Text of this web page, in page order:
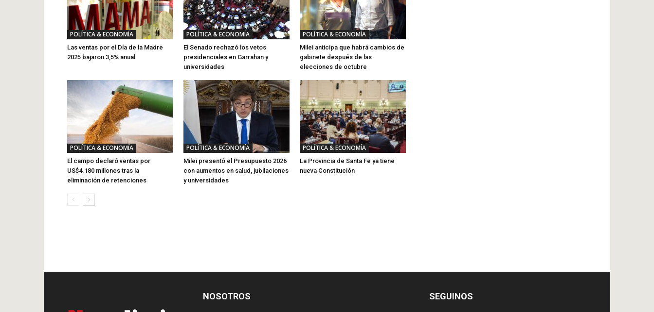
POLÍTICA & ECONOMÍA
Las ventas por el Día de la Madre
2025 bajaron 3,5% anual
POLÍTICA & ECONOMÍA
El Senado rechazó los vetos
presidenciales en Garrahan y
universidades
POLÍTICA & ECONOMÍA
Milei anticipa que habrá cambios de
gabinete después de las
elecciones de octubre
POLÍTICA & ECONOMÍA
El campo declaró ventas por
US$4.180 millones tras la
eliminación de retenciones
POLÍTICA & ECONOMÍA
Milei presentó el Presupuesto 2026
con aumentos en salud, jubilaciones
y universidades
POLÍTICA & ECONOMÍA
La Provincia de Santa Fe ya tiene
nueva Constitución
NOSOTROS SEGUINOS